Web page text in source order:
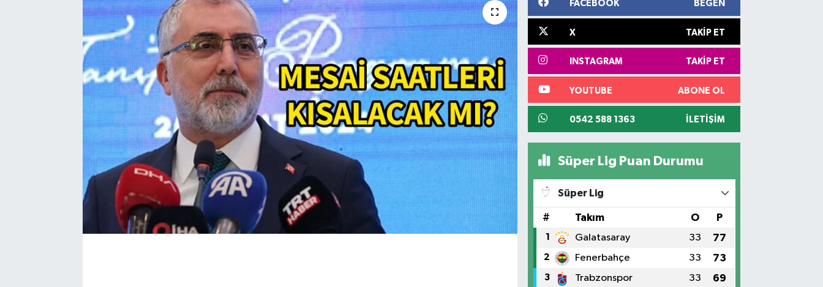
FACEBOOK BEĞEN
X TAKIP ET
INSTAGRAM TAKIP ET
YOUTUBE ABONE OL
0542 588 1363 İLETIŞIM
Süper Lig Puan Durumu
Süper Lig
# Takım O P
1 Galatasaray 33 77
2 Fenerbahçe 33 73
3 Trabzonspor 33 69